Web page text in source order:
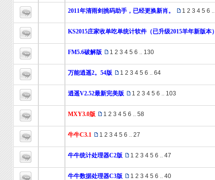
2011年清雨剑挑码助手，已经更换新肖。 1 2 3 4 5 6 ..
KS2015庄家收单吃单统计软件（已升级2015羊年新版本）
FM5.6破解版 1 2 3 4 5 6 .. 130
万能逍遥2。54版 1 2 3 4 5 6 .. 64
逍遥V2.52最新完美版 1 2 3 4 5 6 .. 103
MXY3.0版 1 2 3 4 5 6 .. 58
牛牛C3.1 1 2 3 4 5 6 .. 27
牛牛统计处理器C2版 1 2 3 4 5 6 .. 47
牛牛数据处理器C3版 1 2 3 4 5 6 .. 40